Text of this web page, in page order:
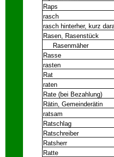
Raps
rasch
rasch hinterher, kurz
Rasen, Rasenstück
Rasenmäher
Rasse
rasten
Rat
raten
Rate (bei Bezahlung)
Rätin, Gemeinderätin
ratsam
Ratschlag
Ratschreiber
Ratsherr
Ratte